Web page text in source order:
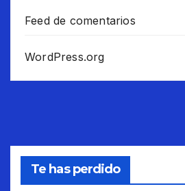
Feed de comentarios
WordPress.org
Te has perdido